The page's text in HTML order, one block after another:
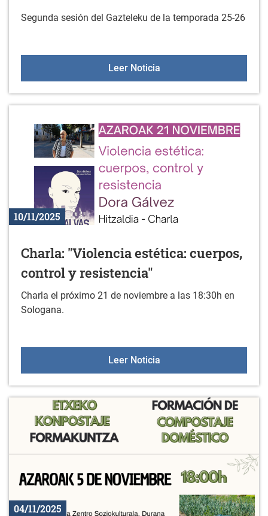
Segunda sesión del Gazteleku de la temporada 25-26
Leer NoticiaGazteleku el 22 de
10/11/2025
Charla: "Violencia estética: cuerpos,
control y resistencia"
Charla el próximo 21 de noviembre a las 18:30h en
Sologana.
Leer NoticiaCharla: "Violencia
04/11/2025